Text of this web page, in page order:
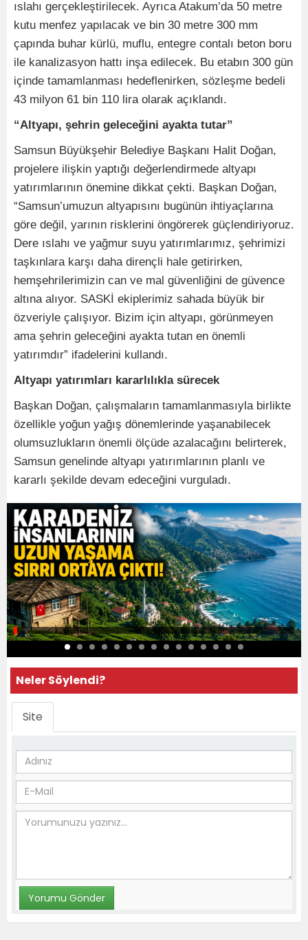
ıslahı gerçekleştirilecek. Ayrıca Atakum’da 50 metre
kutu menfez yapılacak ve bin 30 metre 300 mm
çapında buhar kürlü, muflu, entegre contalı beton boru
ile kanalizasyon hattı inşa edilecek. Bu etabın 300 gün
içinde tamamlanması hedeflenirken, sözleşme bedeli
43 milyon 61 bin 110 lira olarak açıklandı.
“Altyapı, şehrin geleceğini ayakta tutar”
Samsun Büyükşehir Belediye Başkanı Halit Doğan,
projelere ilişkin yaptığı değerlendirmede altyapı
yatırımlarının önemine dikkat çekti. Başkan Doğan,
“Samsun’umuzun altyapısını bugünün ihtiyaçlarına
göre değil, yarının risklerini öngörerek güçlendiriyoruz.
Dere ıslahı ve yağmur suyu yatırımlarımız, şehrimizi
taşkınlara karşı daha dirençli hale getirirken,
hemşehrilerimizin can ve mal güvenliğini de güvence
altına alıyor. SASKİ ekiplerimiz sahada büyük bir
özveriyle çalışıyor. Bizim için altyapı, görünmeyen
ama şehrin geleceğini ayakta tutan en önemli
yatırımdır” ifadelerini kullandı.
Altyapı yatırımları kararlılıkla sürecek
Başkan Doğan, çalışmaların tamamlanmasıyla birlikte
özellikle yoğun yağış dönemlerinde yaşanabilecek
olumsuzlukların önemli ölçüde azalacağını belirterek,
Samsun genelinde altyapı yatırımlarının planlı ve
kararlı şekilde devam edeceğini vurguladı.
Neler Söylendi?
Site